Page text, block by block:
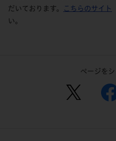
だいております。
こちらのサイト
い。
ページを